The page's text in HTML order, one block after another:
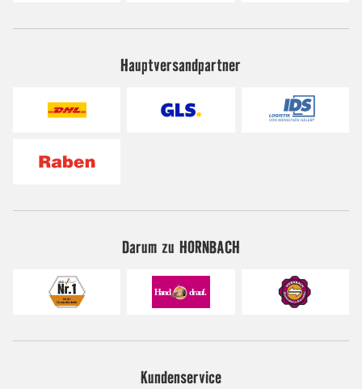
Hauptversandpartner
Darum zu HORNBACH
Kundenservice